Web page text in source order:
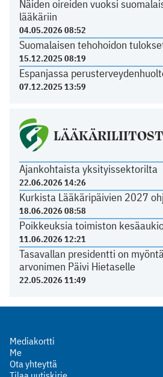
Näiden oireiden vuoksi
lääkäriin
04.05.2026 08:52
Suomalaisen tehohoidon
15.12.2025 08:19
Espanjassa
07.12.2025 13:59
Ajankohtaista yksityissektorilta
22.06.2026 14:26
Kurkista Lääkäripäivien 2027
18.06.2026 08:58
Poikkeuksia toimiston
11.06.2026 12:21
Tasavallan presidentti on
arvonimen Päivi Hietaselle
22.05.2026 11:49
Mediakortti
Me
Ota yhteyttä